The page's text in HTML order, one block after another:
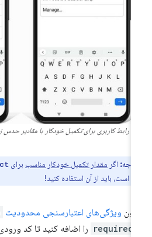
رابط کاربری برای تکمیل خودکار با مقادیر حدس زده
اگرمقدار تکمیل خودکار مناسببرای
است، باید از آن استفاده کنید!
ویژگی‌های اعتبارسنجی محدودیت
required را اضافه کنید تا کد ورودی